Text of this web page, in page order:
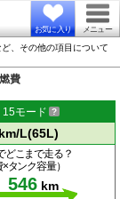
お気に入り メニュー
、その他の項目について
費
15モード
L(65L)
どこまで走る？
×タンク容量）
546 km